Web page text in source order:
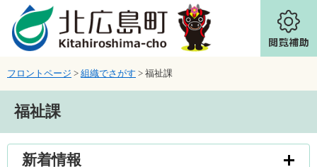
ページの先頭です。
メニューを飛ばして本文へ
フロントページ > 組織でさがす > 福祉課
福祉課
新着情報